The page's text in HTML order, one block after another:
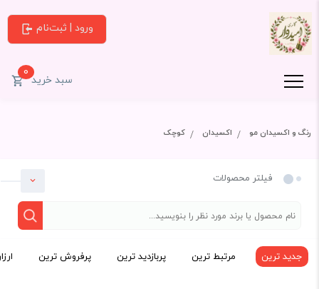
ورود | ثبت‌نام
سبد خرید0
رنگ و اکسیدان مو اکسیدان کوچک
فیلتر محصولات
دسته بندی
جدید ترین مرتبط ترین پربازدید ترین پرفروش ترین